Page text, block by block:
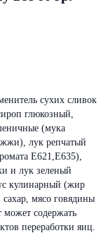
сухих сливок
глюкозный,
(мука
лук репчатый
Е621,Е635),
и лук зеленый
кулинарный (жир
сахар, мясо говядины
содержать
переработки яиц.